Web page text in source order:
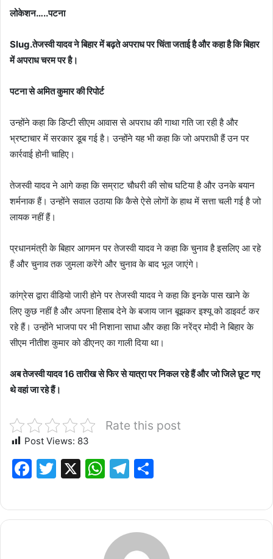
लोकेशन…..पटना
Slug.तेजस्वी यादव ने बिहार में बढ़ते अपराध पर चिंता जताई है और कहा है कि बिहार
में अपराध चरम पर है।
पटना से अमित कुमार की रिपोर्ट
उन्होंने कहा कि डिप्टी सीएम आवास से अपराध की गाथा गति जा रही है और
भ्रष्टाचार में सरकार डूब गई है। उन्होंने यह भी कहा कि जो अपराधी हैं उन पर
कार्रवाई होनी चाहिए।
तेजस्वी यादव ने आगे कहा कि सम्राट चौधरी की सोच घटिया है और उनके बयान
शर्मनाक हैं। उन्होंने सवाल उठाया कि कैसे ऐसे लोगों के हाथ में सत्ता चली गई है जो
लायक नहीं हैं।
प्रधानमंत्री के बिहार आगमन पर तेजस्वी यादव ने कहा कि चुनाव है इसलिए आ रहे
हैं और चुनाव तक जुमला करेंगे और चुनाव के बाद भूल जाएंगे।
कांग्रेस द्वारा वीडियो जारी होने पर तेजस्वी यादव ने कहा कि इनके पास खाने के
लिए कुछ नहीं है और अपना हिसाब देने के बजाय जान बूझकर इश्यू को डाइवर्ट कर
रहे हैं। उन्होंने भाजपा पर भी निशाना साधा और कहा कि नरेंद्र मोदी ने बिहार के
सीएम नीतीश कुमार को डीएनए का गाली दिया था।
अब तेजस्वी यादव 16 तारीख से फिर से यात्रा पर निकल रहे हैं और जो जिले छूट गए
थे वहां जा रहे हैं।
Rate this post
Post Views: 83
F
c
e
T
it
te
X
W
at
s
A
T
e
g
ra
ar
e